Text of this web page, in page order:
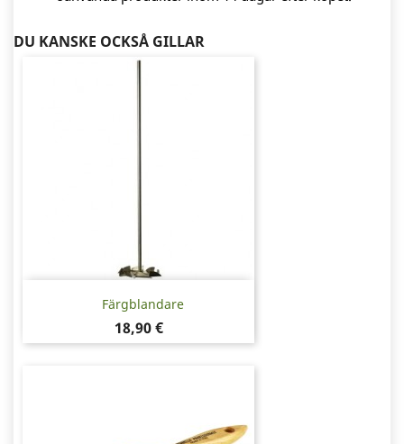
DU KANSKE OCKSÅ GILLAR
Färgblandare
Pris
18,90 €